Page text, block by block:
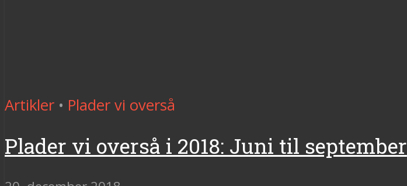
Artikler • Plader vi overså
Plader vi overså i 2018: Juni til september